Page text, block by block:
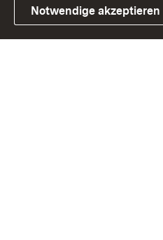
Link zum Landesportal
Notwendige akzeptieren